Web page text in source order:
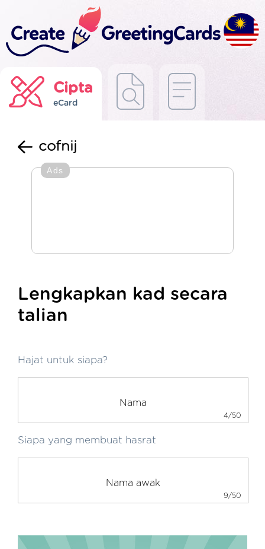
Cipta
eCard
cofnij
Ads
Lengkapkan kad secara
talian
Hajat untuk siapa?
4/50
Siapa yang membuat hasrat
9/50